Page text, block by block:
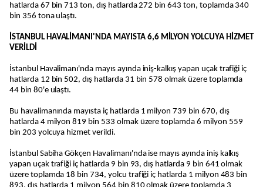
hatlarda 67 bin 713 ton, dış hatlarda 272 bin 643 ton, toplamda 340
bin 356 tona ulaştı.
İSTANBUL HAVALİMANI'NDA MAYISTA 6,6 MİLYON YOLCUYA HİZMET
VERİLDİ
İstanbul Havalimanı'nda mayıs ayında iniş-kalkış yapan uçak trafiği iç
hatlarda 12 bin 502, dış hatlarda 31 bin 578 olmak üzere toplamda
44 bin 80'e ulaştı.
Bu havalimanında mayısta iç hatlarda 1 milyon 739 bin 670, dış
hatlarda 4 milyon 819 bin 533 olmak üzere toplamda 6 milyon 559
bin 203 yolcuya hizmet verildi.
İstanbul Sabiha Gökçen Havalimanı'nda ise mayıs ayında iniş kalkış
yapan uçak trafiği iç hatlarda 9 bin 93, dış hatlarda 9 bin 641 olmak
üzere toplamda 18 bin 734, yolcu trafiği iç hatlarda 1 milyon 483 bin